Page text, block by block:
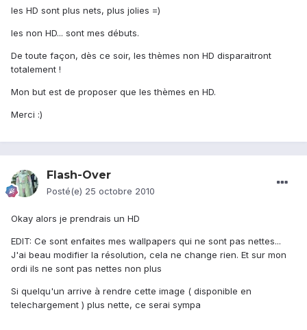
les HD sont plus nets, plus jolies =)
les non HD... sont mes débuts.
De toute façon, dès ce soir, les thèmes non HD disparaitront
totalement !
Mon but est de proposer que les thèmes en HD.
Merci :)
Flash-Over
Posté(e) 25 octobre 2010
Okay alors je prendrais un HD
EDIT: Ce sont enfaites mes wallpapers qui ne sont pas nettes...
J'ai beau modifier la résolution, cela ne change rien. Et sur mon
ordi ils ne sont pas nettes non plus
Si quelqu'un arrive à rendre cette image ( disponible en
telechargement ) plus nette, ce serai sympa